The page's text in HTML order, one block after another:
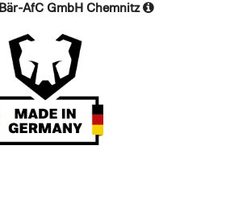
Bär-AfC GmbH Chemnitz